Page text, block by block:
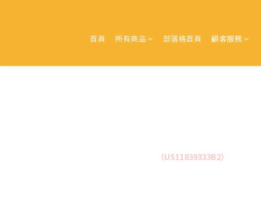
首頁 所有商品 部落格首頁 顧客服務
（US11839333B2）